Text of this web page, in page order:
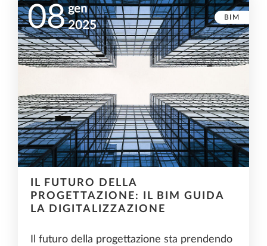
08 gen
2025
BIM
IL FUTURO DELLA
PROGETTAZIONE: IL BIM GUIDA
LA DIGITALIZZAZIONE
Il futuro della progettazione sta prendendo